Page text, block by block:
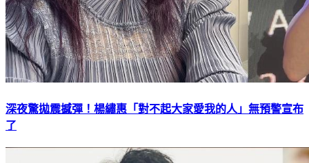
深夜驚拋震撼彈！楊繡惠「對不起大家愛我的人」無預警宣布
了